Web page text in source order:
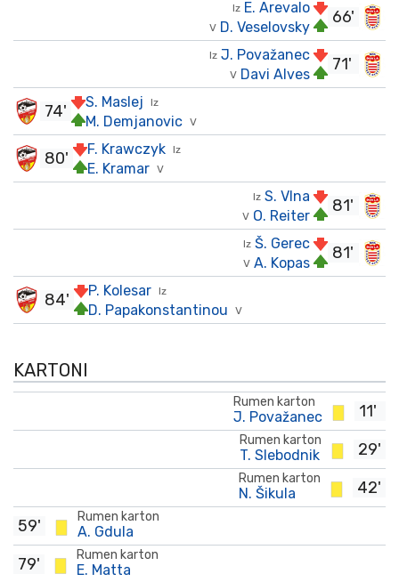
66'
Iz E. Arevalo
V D. Veselovsky
71'
Iz J. Považanec
V Davi Alves
Iz
S. Maslej
V
M. Demjanovic
74'
Iz
F. Krawczyk
V
E. Kramar
80'
81'
Iz S. Vlna
V O. Reiter
81'
Iz Š. Gerec
V A. Kopas
Iz
P. Kolesar
V
D. Papakonstantinou
84'
KARTONI
11'
Rumen karton
J. Považanec
29'
Rumen karton
T. Slebodnik
42'
Rumen karton
N. Šikula
Rumen karton
A. Gdula
59'
Rumen karton
E. Matta
79'